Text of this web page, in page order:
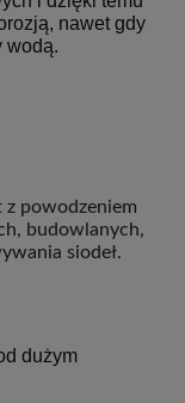
nawet gdy
wodą.
z powodzeniem
budowlanych,
siodeł.
dużym